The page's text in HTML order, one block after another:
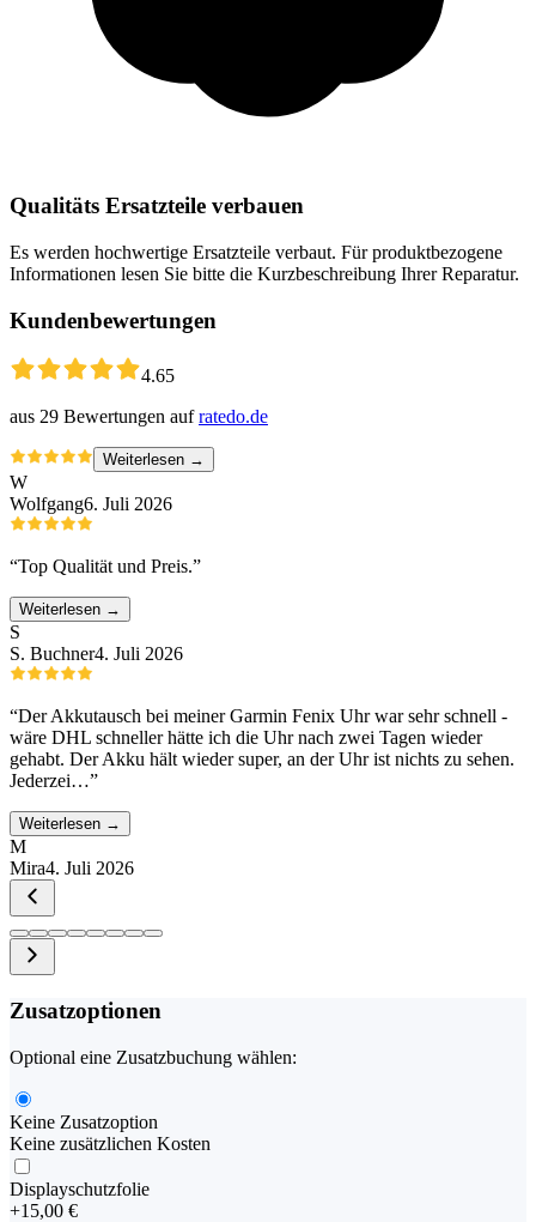
Qualitäts Ersatzteile verbauen
Es werden hochwertige Ersatzteile verbaut. Für produktbezogene
Informationen lesen Sie bitte die Kurzbeschreibung Ihrer Reparatur.
Kundenbewertungen
4.65
aus 29 Bewertungen auf ratedo.de
Weiterlesen →
W
Wolfgang6. Juli 2026
“Top Qualität und Preis.”
Weiterlesen →
S
S. Buchner4. Juli 2026
“Der Akkutausch bei meiner Garmin Fenix Uhr war sehr schnell -
wäre DHL schneller hätte ich die Uhr nach zwei Tagen wieder
gehabt. Der Akku hält wieder super, an der Uhr ist nichts zu sehen.
Jederzei…”
Weiterlesen →
M
Mira4. Juli 2026
Zusatzoptionen
Optional eine Zusatzbuchung wählen:
Keine Zusatzoption
Keine zusätzlichen Kosten
Displayschutzfolie
+15,00 €